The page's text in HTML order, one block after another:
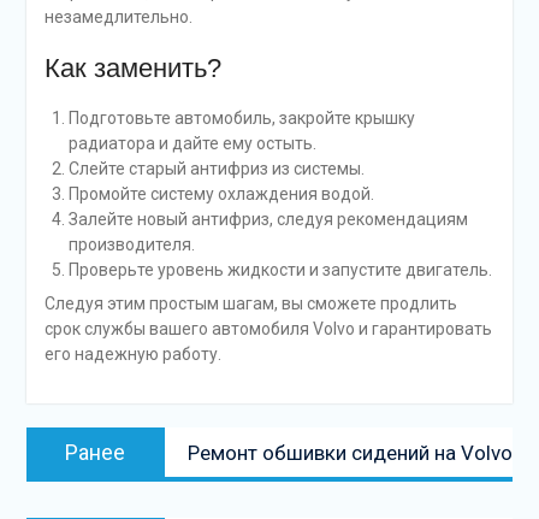
незамедлительно.
Как заменить?
Подготовьте автомобиль, закройте крышку
радиатора и дайте ему остыть.
Слейте старый антифриз из системы.
Промойте систему охлаждения водой.
Залейте новый антифриз, следуя рекомендациям
производителя.
Проверьте уровень жидкости и запустите двигатель.
Следуя этим простым шагам, вы сможете продлить
срок службы вашего автомобиля Volvo и гарантировать
его надежную работу.
Навигация
Ранее
Предыдущая
запись:
Ремонт обшивки сидений на Volvo